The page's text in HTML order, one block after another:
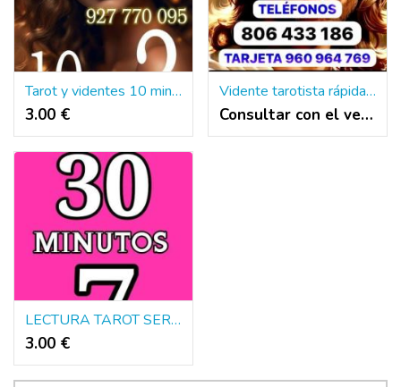
Tarot y videntes 10 minutos 3 euros
3.00 €
Vidente tarotista rápida sin rodeos que acierte todo barata ❤️ !!!!!!!
Consultar con el vendedor
LECTURA TAROT SERVICIO 30 MINUTOS 7 EUROS
3.00 €